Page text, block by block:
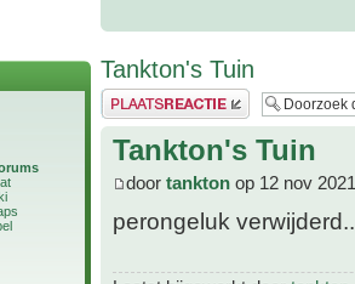
Tankton's Tuin
Plaats een reactie
Tankton's Tuin
door tankton op 12 nov
perongeluk